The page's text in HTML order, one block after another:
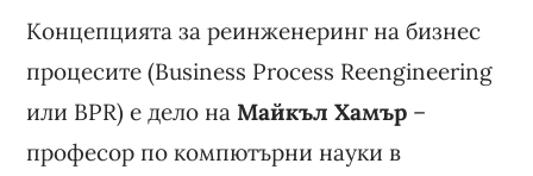
Концепцията за реинженеринг на бизнес
процесите (Business Process Reengineering
или BPR) е дело наМайкъл Хамър –
професор по компютърни науки в